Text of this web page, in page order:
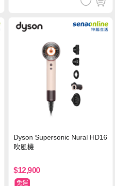
Dyson Supersonic Nural HD16
吹風機
$12,900
免運